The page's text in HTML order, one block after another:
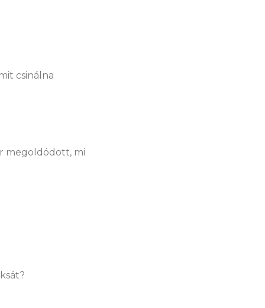
csinálna
megoldódott, mi